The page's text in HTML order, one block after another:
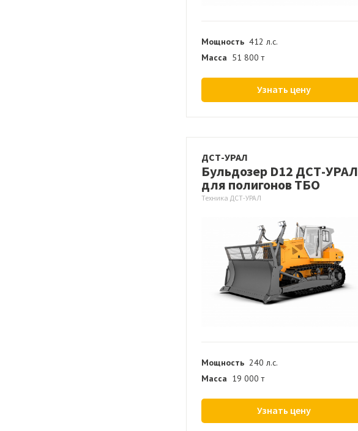
Мощность 412 л.с.
Масса 51 800 т
Узнать цену
ДСТ-УРАЛ
Бульдозер D12 ДСТ-УРАЛ
для полигонов ТБО
Техника ДСТ-УРАЛ
Мощность 240 л.с.
Масса 19 000 т
Узнать цену